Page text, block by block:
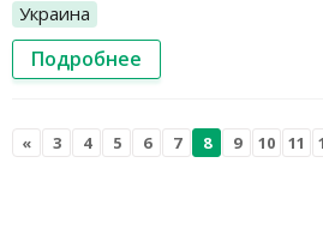
Украина
Подробнее
« 3 4 5 6 7 8 9 10 11